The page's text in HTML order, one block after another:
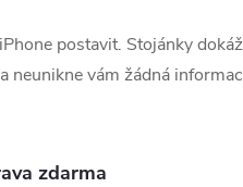
postavit. Stojánky
neunikne vám žádná
zdarma